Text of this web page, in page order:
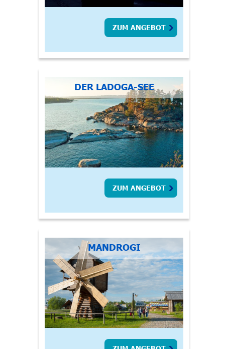
ZUM ANGEBOT
DER LADOGA-SEE
ZUM ANGEBOT
MANDROGI